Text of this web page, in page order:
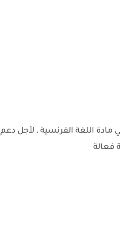
مادة اللغة الفرنسية ، لأجل دعم
فعالة